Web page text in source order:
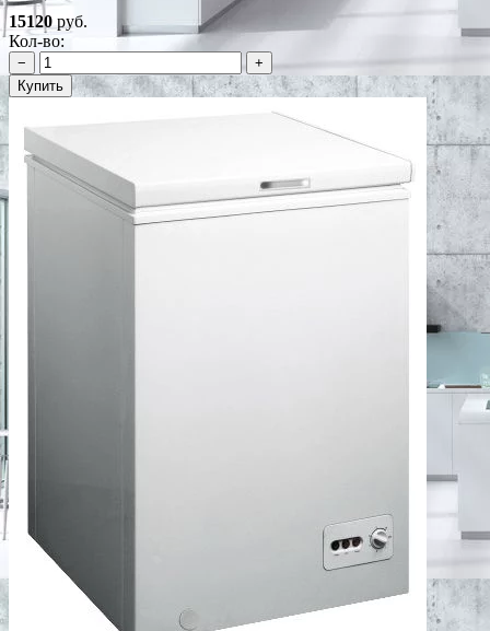
15120 руб.
Кол-во:
−
+
Купить